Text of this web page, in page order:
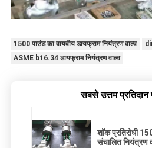
1500 पाउंड का वायवीय डायफ्राम नियंत्रण वाल्व
ASME b16.34 डायफ्राम नियंत्रण वाल्व
सबसे उत्तम प्रतिदान
शॉक प्रतिरोधी
संचालित नियंत्रण